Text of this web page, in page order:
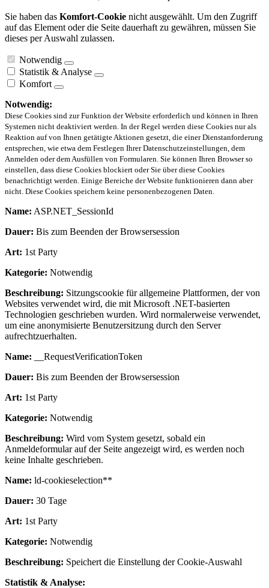
Sie haben das Komfort-Cookie nicht ausgewählt. Um den Zugriff
auf das Element oder die Seite dauerhaft zu gewähren, müssen Sie
dieses per Auswahl zulassen.
Notwendig
Statistik & Analyse
Komfort
Notwendig:
Diese Cookies sind zur Funktion der Website erforderlich und können in Ihren
Systemen nicht deaktiviert werden. In der Regel werden diese Cookies nur als
Reaktion auf von Ihnen getätigte Aktionen gesetzt, die einer Dienstanforderung
entsprechen, wie etwa dem Festlegen Ihrer Datenschutzeinstellungen, dem
Anmelden oder dem Ausfüllen von Formularen. Sie können Ihren Browser so
einstellen, dass diese Cookies blockiert oder Sie über diese Cookies
benachrichtigt werden. Einige Bereiche der Website funktionieren dann aber
nicht. Diese Cookies speichern keine personenbezogenen Daten.
Name: ASP.NET_SessionId
Dauer: Bis zum Beenden der Browsersession
Art: 1st Party
Kategorie: Notwendig
Beschreibung: Sitzungscookie für allgemeine Plattformen, der von
Websites verwendet wird, die mit Microsoft .NET-basierten
Technologien geschrieben wurden. Wird normalerweise verwendet,
um eine anonymisierte Benutzersitzung durch den Server
aufrechtzuerhalten.
Name: __RequestVerificationToken
Dauer: Bis zum Beenden der Browsersession
Art: 1st Party
Kategorie: Notwendig
Beschreibung: Wird vom System gesetzt, sobald ein
Anmeldeformular auf der Seite angezeigt wird, es werden noch
keine Inhalte geschrieben.
Name: ld-cookieselection**
Dauer: 30 Tage
Art: 1st Party
Kategorie: Notwendig
Beschreibung: Speichert die Einstellung der Cookie-Auswahl
Statistik & Analyse: